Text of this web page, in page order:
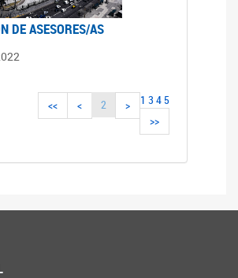
DE ASESORES/AS
<< < 1
2 3 4 5
>
>>